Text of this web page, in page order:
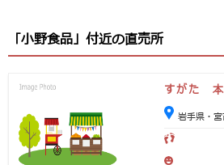
「小野食品」付近の直売所
すがた 本
岩手県・